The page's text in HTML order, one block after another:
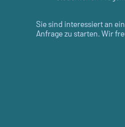
Sie sind interessiert an
Anfrage zu starten. Wir